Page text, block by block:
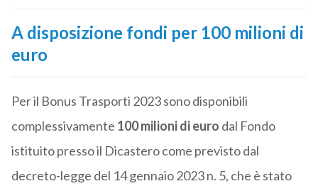
A disposizione fondi per 100 milioni di
euro
Per il Bonus Trasporti 2023 sono disponibili
complessivamente 100 milioni di euro dal Fondo
istituito presso il Dicastero come previsto dal
decreto-legge del 14 gennaio 2023 n. 5, che è stato